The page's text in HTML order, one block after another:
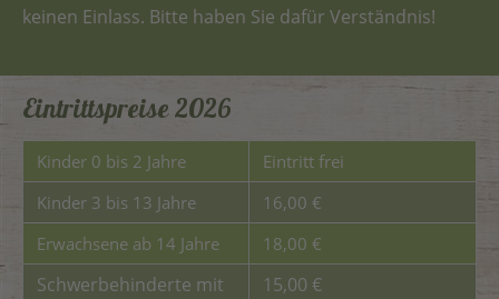
keinen Einlass. Bitte haben Sie dafür Verständnis!
Eintrittspreise 2026
Kinder 0 bis 2 Jahre
Eintritt frei
Kinder 3 bis 13 Jahre
16,00 €
Erwachsene ab 14 Jahre
18,00 €
Schwerbehinderte mit
15,00 €